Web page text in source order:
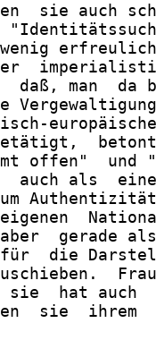
sie auch
daß, man  da
offen"  und
auch als
gerade
die
sie  hat auch
sie  ihrem